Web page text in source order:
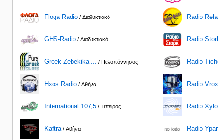
Floga Radio / Διαδυκτιακό
GHS-Radio / Διαδυκτιακό
Greek Zebekika ... / Πελοπόννησος
Hxos Radio / Αθήνα
International 107,5 / Ήπειρος
Kaftra / Αθήνα
Radio
Radio
Radio
Radio
Radio
Radio